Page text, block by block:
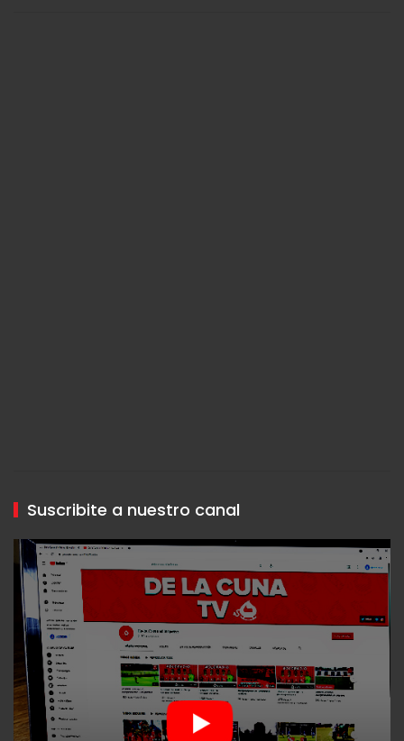
Suscribite a nuestro canal